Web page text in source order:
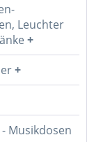
Leuchter
Musikdosen